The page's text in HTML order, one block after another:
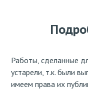
Работы, сделанные
устарели, т.к. были
имеем права их